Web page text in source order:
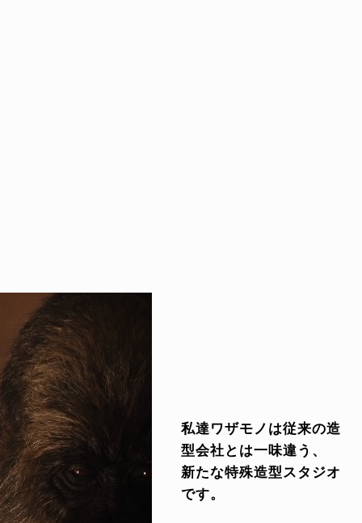
私達ワザモノは従来の造
型会社とは一味違う、
新たな特殊造型スタジオ
です。